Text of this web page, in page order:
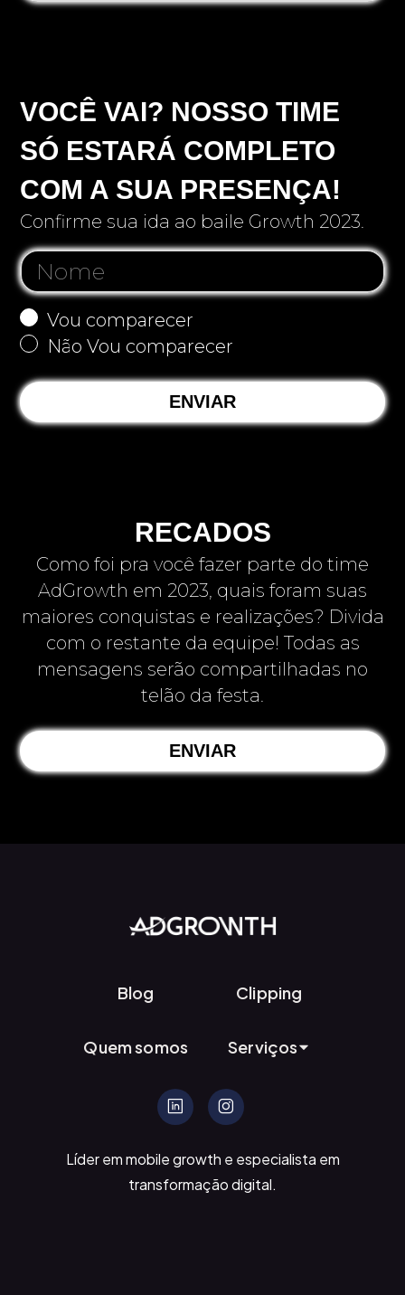
VOCÊ VAI? NOSSO TIME
SÓ ESTARÁ COMPLETO
COM A SUA PRESENÇA!
Confirme sua ida ao baile Growth 2023.
Vou comparecer
Não Vou comparecer
ENVIAR
RECADOS
Como foi pra você fazer parte do time
AdGrowth em 2023, quais foram suas
maiores conquistas e realizações? Divida
com o restante da equipe! Todas as
mensagens serão compartilhadas no
telão da festa.
ENVIAR
Blog Clipping
Quem somos
Serviços
Mobile Growth
Marketing de Influência
Líder em mobile growth e especialista em
transformação digital.